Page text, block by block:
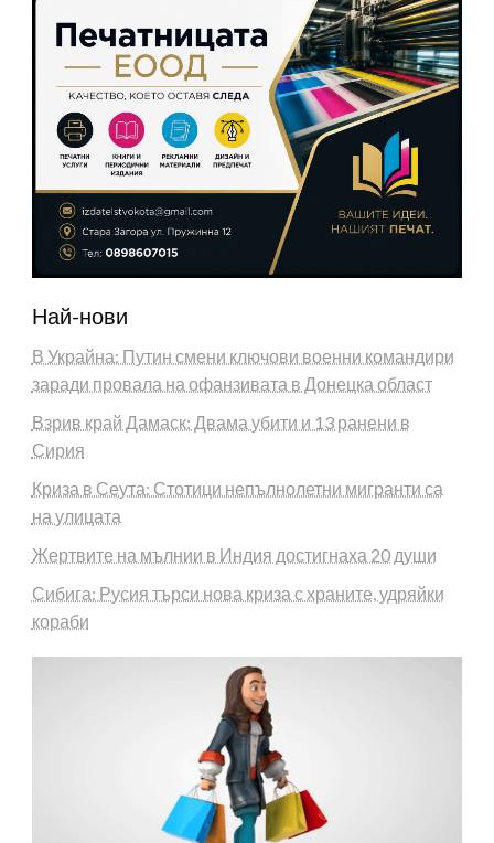
Най-нови
В Украйна: Путин смени ключови военни командири
заради провала на офанзивата в Донецка област
Взрив край Дамаск: Двама убити и 13 ранени в
Сирия
Криза в Сеута: Стотици непълнолетни мигранти са
на улицата
Жертвите на мълнии в Индия достигнаха 20 души
Сибига: Русия търси нова криза с храните, удряйки
кораби